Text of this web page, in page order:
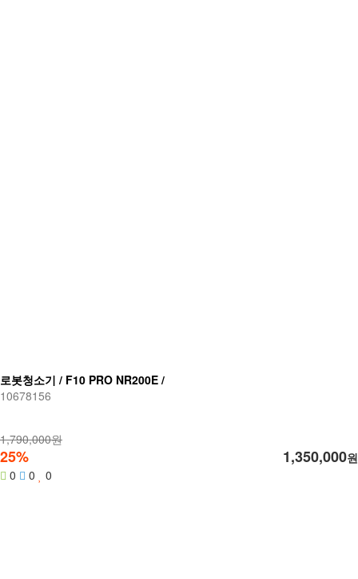
로봇청소기 / F10 PRO NR200E /
10678156
1,790,000원
25% 1,350,000원
0
0 0